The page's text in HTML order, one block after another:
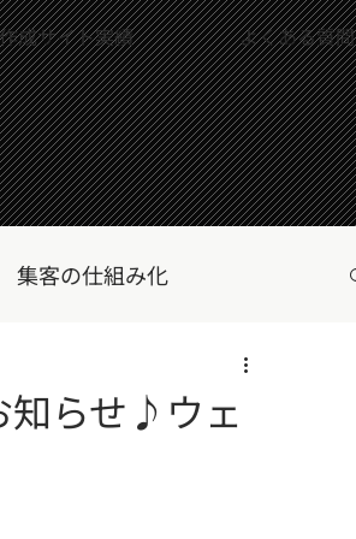
作成サイト実績 よくある質問
集客の仕組み化
ランディングページ（LP）
知らせ♪ウェ